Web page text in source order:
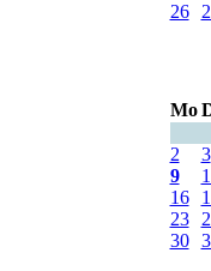
26
Mo
2
3
9
16
23
30